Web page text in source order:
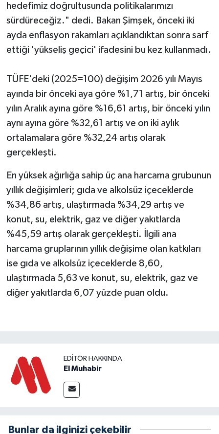
hedefimiz doğrultusunda politikalarımızı
sürdüreceğiz." dedi. Bakan Şimşek, önceki iki
ayda enflasyon rakamları açıklandıktan sonra sarf
ettiği 'yükseliş geçici' ifadesini bu kez kullanmadı.
TÜFE'deki (2025=100) değişim 2026 yılı Mayıs
ayında bir önceki aya göre %1,71 artış, bir önceki
yılın Aralık ayına göre %16,61 artış, bir önceki yılın
aynı ayına göre %32,61 artış ve on iki aylık
ortalamalara göre %32,24 artış olarak
gerçekleşti.
En yüksek ağırlığa sahip üç ana harcama grubunun
yıllık değişimleri; gıda ve alkolsüz içeceklerde
%34,86 artış, ulaştırmada %34,29 artış ve
konut, su, elektrik, gaz ve diğer yakıtlarda
%45,59 artış olarak gerçekleşti. İlgili ana
harcama gruplarının yıllık değişime olan katkıları
ise gıda ve alkolsüz içeceklerde 8,60,
ulaştırmada 5,63 ve konut, su, elektrik, gaz ve
diğer yakıtlarda 6,07 yüzde puan oldu.
EDITÖR HAKKINDA
El Muhabir
Bunlar da ilginizi çekebilir